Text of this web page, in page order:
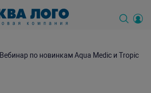
Вебинар по новинкам Aqua Medic и Tropic